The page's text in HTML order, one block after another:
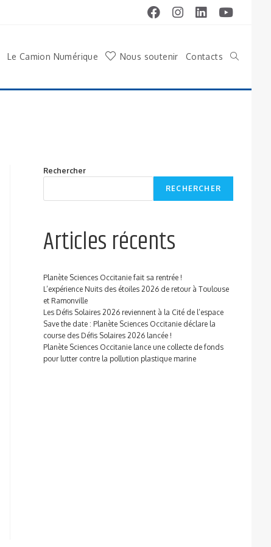
Le Camion Numérique Nous soutenir Contacts
Rechercher
RECHERCHER
Articles récents
Planète Sciences Occitanie fait sa rentrée !
L’expérience Nuits des étoiles 2026 de retour à Toulouse
et Ramonville
Les Défis Solaires 2026 reviennent à la Cité de l’espace
Save the date : Planète Sciences Occitanie déclare la
course des Défis Solaires 2026 lancée !
Planète Sciences Occitanie lance une collecte de fonds
pour lutter contre la pollution plastique marine